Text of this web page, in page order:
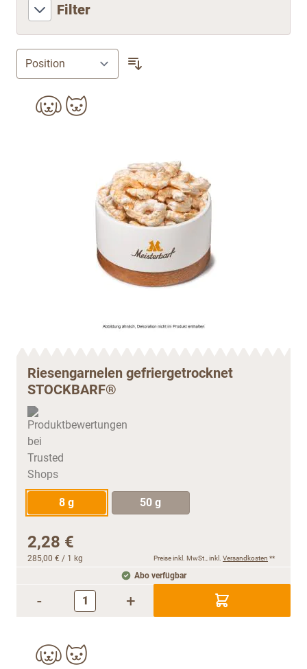
Filter
Riesengarnelen gefriergetrocknet
STOCKBARF®
8 g 50 g
2,28 €
285,00 € / 1 kg Preise inkl. MwSt., inkl. Versandkosten **
Abo verfügbar
- +